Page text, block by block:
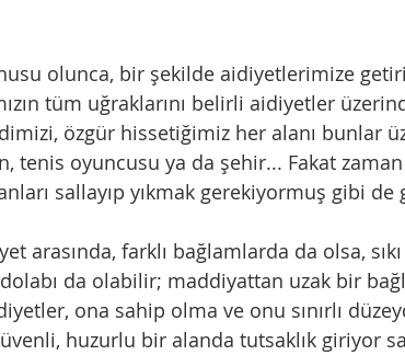
olunca, bir şekilde aidiyetlerimize
tüm uğraklarını belirli aidiyetler
özgür hissetiğimiz her alanı bunlar
tenis oyuncusu ya da şehir... Fakat
sallayıp yıkmak gerekiyormuş gibi de
arasında, farklı bağlamlarda da olsa,
da olabilir; maddiyattan uzak bir
ona sahip olma ve onu sınırlı
huzurlu bir alanda tutsaklık giriyor